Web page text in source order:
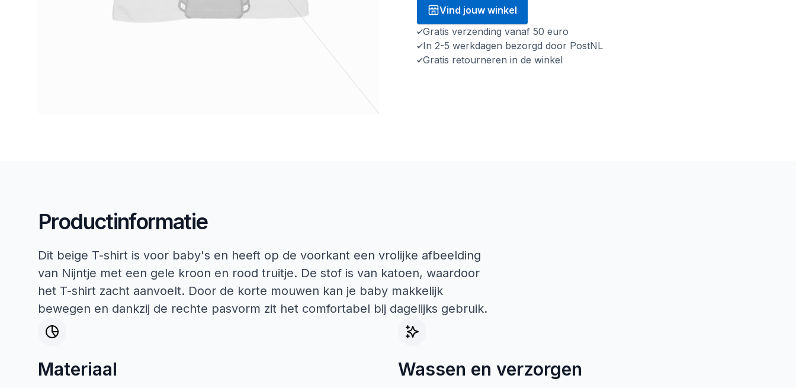
Vind jouw winkel
Gratis verzending vanaf 50 euro
In 2-5 werkdagen bezorgd door PostNL
Gratis retourneren in de winkel
Productinformatie
Dit beige T-shirt is voor baby's en heeft op de voorkant een vrolijke afbeelding
van Nijntje met een gele kroon en rood truitje. De stof is van katoen, waardoor
het T-shirt zacht aanvoelt. Door de korte mouwen kan je baby makkelijk
bewegen en dankzij de rechte pasvorm zit het comfortabel bij dagelijks gebruik.
Materiaal Wassen en verzorgen